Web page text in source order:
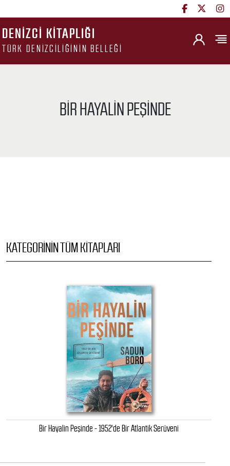
DENIZCI KITAPLIĞI
TÜRK DENIZCILIĞININ BELLEĞI
BIR HAYALIN PEŞINDE
KATEGORININ TÜM KITAPLARI
Bir Hayalin Peşinde - 1952'de Bir Atlantik Serüveni